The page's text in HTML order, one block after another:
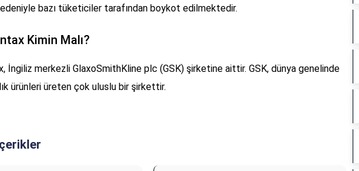
bazı tüketiciler tarafından boykot edilmektedir.
Kimin Malı?
İngiliz merkezli GlaxoSmithKline plc (GSK) şirketine aittir. GSK, dünya genelinde
ürünleri üreten çok uluslu bir şirkettir.